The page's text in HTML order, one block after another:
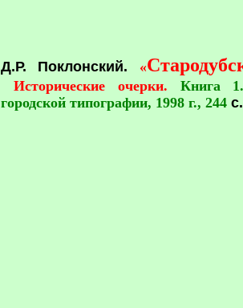
Д.Р. Поклонский. «
Исторические очерки.
Книга
городской типографии, 1998 г., 244 с.